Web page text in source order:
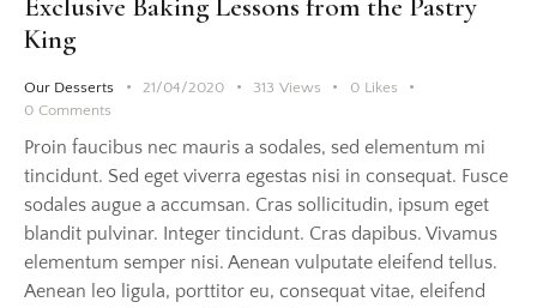
Exclusive Baking Lessons from the Pastry
King
Our Desserts 21/04/2020 313 Views 0 Likes
0 Comments
Proin faucibus nec mauris a sodales, sed elementum mi
tincidunt. Sed eget viverra egestas nisi in consequat. Fusce
sodales augue a accumsan. Cras sollicitudin, ipsum eget
blandit pulvinar. Integer tincidunt. Cras dapibus. Vivamus
elementum semper nisi. Aenean vulputate eleifend tellus.
Aenean leo ligula, porttitor eu, consequat vitae, eleifend